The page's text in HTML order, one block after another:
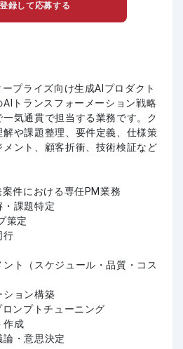
録して応募する
プライズ向け生成AIプロダクト
トランスフォーメーション戦略
気通貫で担当する業務です。ク
や課題整理、要件定義、仕様策
ント、顧客折衝、技術検証など
案件における専任PM業務
・課題特定
策定
行
ント（スケジュール・品質・コス
ション構築
ロンプトチューニング
作成
論・意思決定